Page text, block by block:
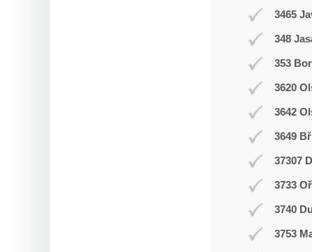
3465
348
353
3620
3642
3649
37307
3733
3740
3753